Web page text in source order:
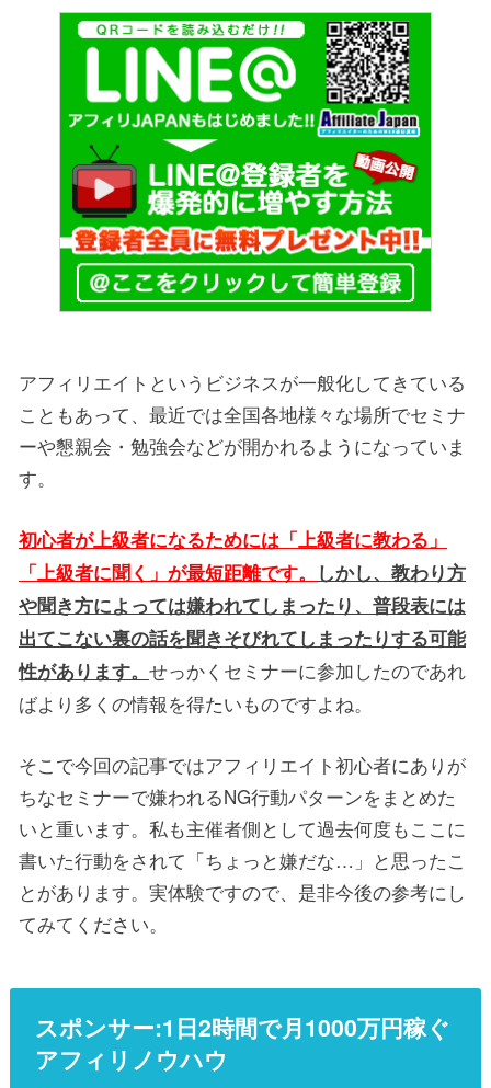
アフィリエイトというビジネスが一般化してきている
こともあって、最近では全国各地様々な場所でセミナ
ーや懇親会・勉強会などが開かれるようになっていま
す。
初心者が上級者になるためには「上級者に教わる」
「上級者に聞く」が最短距離です。 しかし、教わり方
や聞き方によっては嫌われてしまったり、普段表には
出てこない裏の話を聞きそびれてしまったりする可能
性があります。 せっかくセミナーに参加したのであれ
ばより多くの情報を得たいものですよね。
そこで今回の記事ではアフィリエイト初心者にありが
ちなセミナーで嫌われるNG行動パターンをまとめた
いと重います。私も主催者側として過去何度もここに
書いた行動をされて「ちょっと嫌だな…」と思ったこ
とがあります。実体験ですので、是非今後の参考にし
てみてください。
スポンサー:1日2時間で月1000万円稼ぐ
アフィリノウハウ